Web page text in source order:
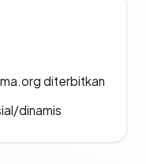
diterbitkan
dinamis